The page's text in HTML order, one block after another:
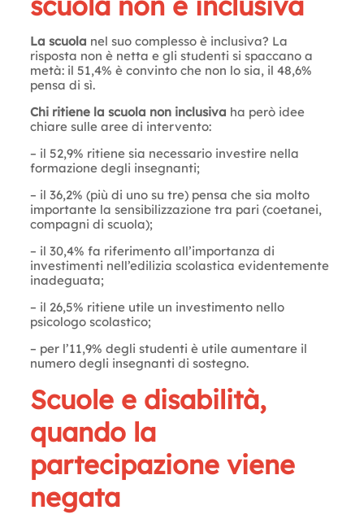
La scuola nel suo complesso è inclusiva? La
risposta non è netta e gli studenti si spaccano a
metà: il 51,4% è convinto che non lo sia, il 48,6%
pensa di sì.
Chi ritiene la scuola non inclusiva ha però idee
chiare sulle aree di intervento:
– il 52,9% ritiene sia necessario investire nella
formazione degli insegnanti;
– il 36,2% (più di uno su tre) pensa che sia molto
importante la sensibilizzazione tra pari (coetanei,
compagni di scuola);
– il 30,4% fa riferimento all’importanza di
investimenti nell’edilizia scolastica evidentemente
inadeguata;
– il 26,5% ritiene utile un investimento nello
psicologo scolastico;
– per l’11,9% degli studenti è utile aumentare il
numero degli insegnanti di sostegno.
Scuole e disabilità,
quando la
partecipazione viene
negata